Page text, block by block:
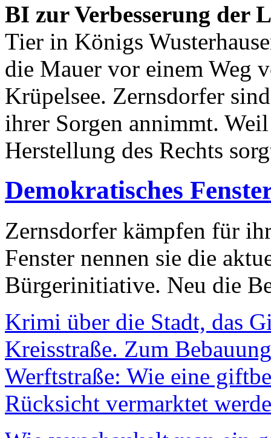
BI zur Verbesserung der
Tier in Königs
die Mauer vor einem Weg
Krüpelsee. Zernsdorfer
ihrer Sorgen annimmt.
Herstellung des Rechts
Demokratisches
Zernsdorfer kämpfen für
Fenster nennen sie die
Bürgerinitiative. Neu die
Krimi über die Stadt, das
Kreisstraße. Zum
Werftstraße: Wie eine
Rücksicht vermarktet